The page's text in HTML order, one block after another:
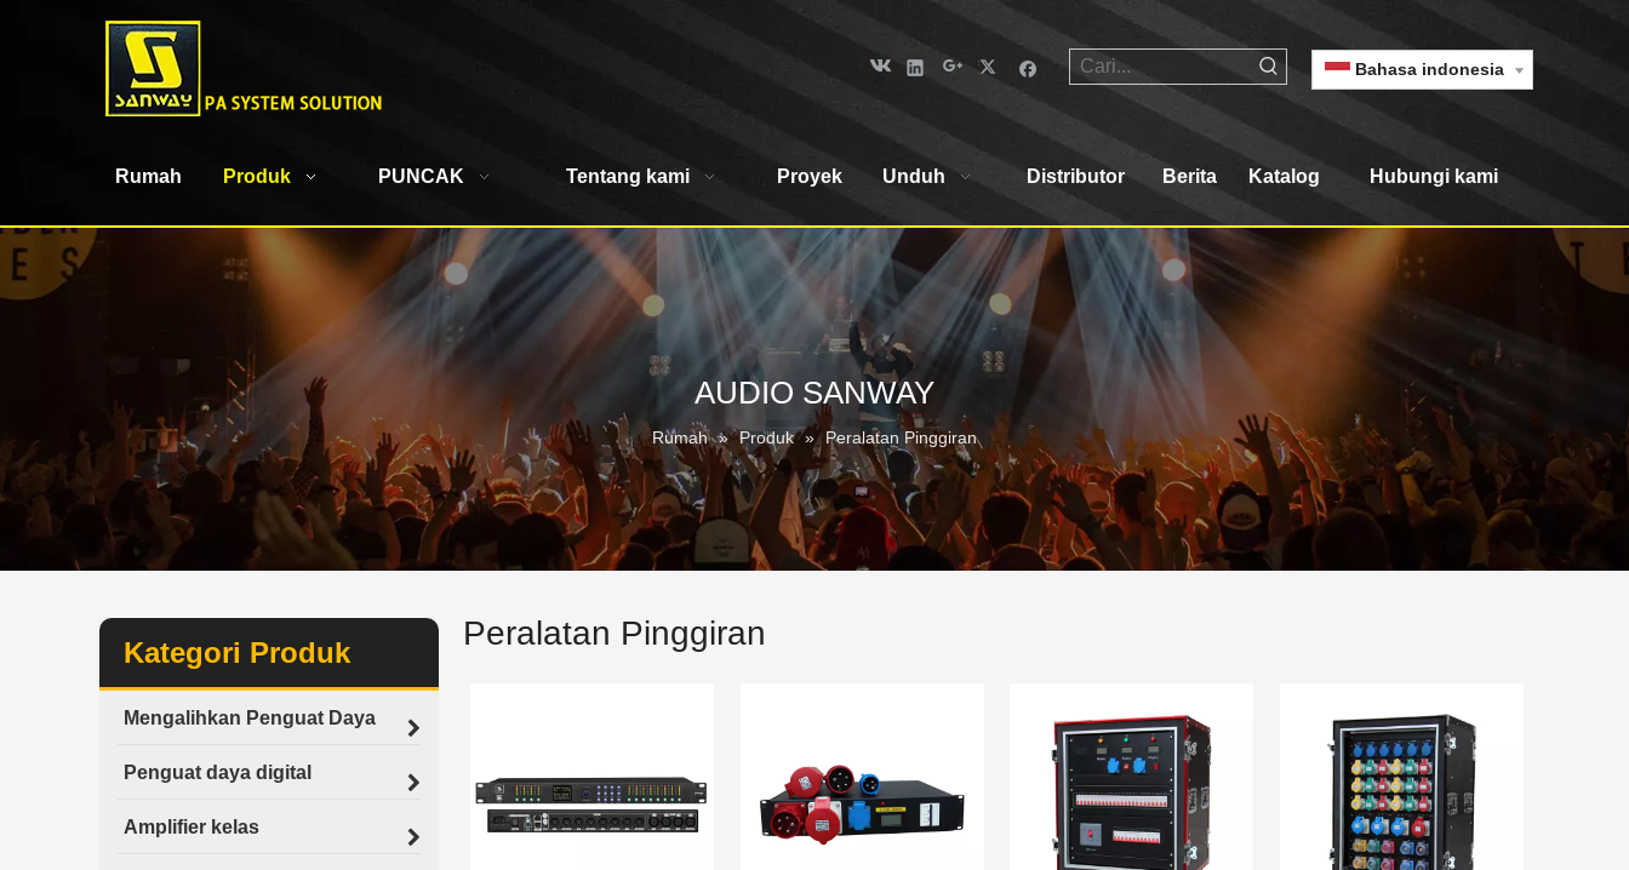
Bahasa indonesia
Rumah Produk PUNCAK Tentang kami Proyek Unduh Distributor Berita Katalog Hubungi kami
AUDIO SANWAY
Rumah » Produk » Peralatan Pinggiran
Kategori Produk
Mengalihkan Penguat Daya
Penguat daya digital
Amplifier kelas
Peralatan Pinggiran